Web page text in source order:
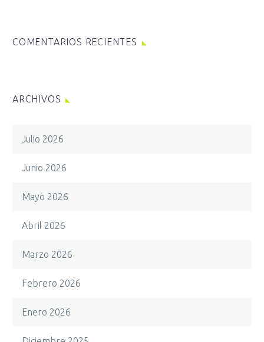
COMENTARIOS RECIENTES
ARCHIVOS
Julio 2026
Junio 2026
Mayo 2026
Abril 2026
Marzo 2026
Febrero 2026
Enero 2026